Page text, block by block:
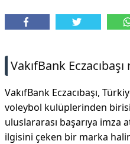
VakıfBank
VakıfBank Eczacıbaşı,
voleybol kulüplerinden
uluslararası başarıya imza
ilgisini çeken bir marka